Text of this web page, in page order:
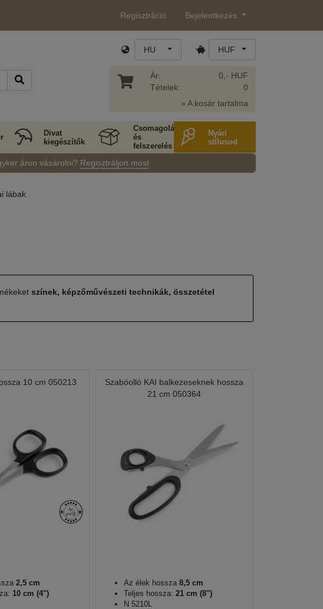
Regisztráció Bejelentkezés
HU HUF
Ár:
Tételek:
0,- HUF
0
» A kosár tartalma
Divat
kiegészítők
Csomagolás
és
felszerelés
Nyári
stílusod
áron vásárolni? Regisztráljon most
lábak
színek, képzőművészeti technikák, összetétel
10 cm 050213
2,5 cm
10 cm (4")
Szabóolló KAI balkezeseknek hossza
21 cm 050364
Az élek hossza8,5 cm
Teljes hossza: 21 cm (8")
N 5210L